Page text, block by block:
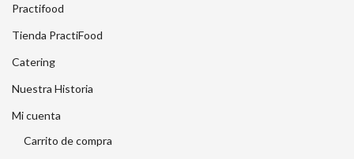
Practifood
Tienda PractiFood
Catering
Nuestra Historia
Mi cuenta
Carrito de compra